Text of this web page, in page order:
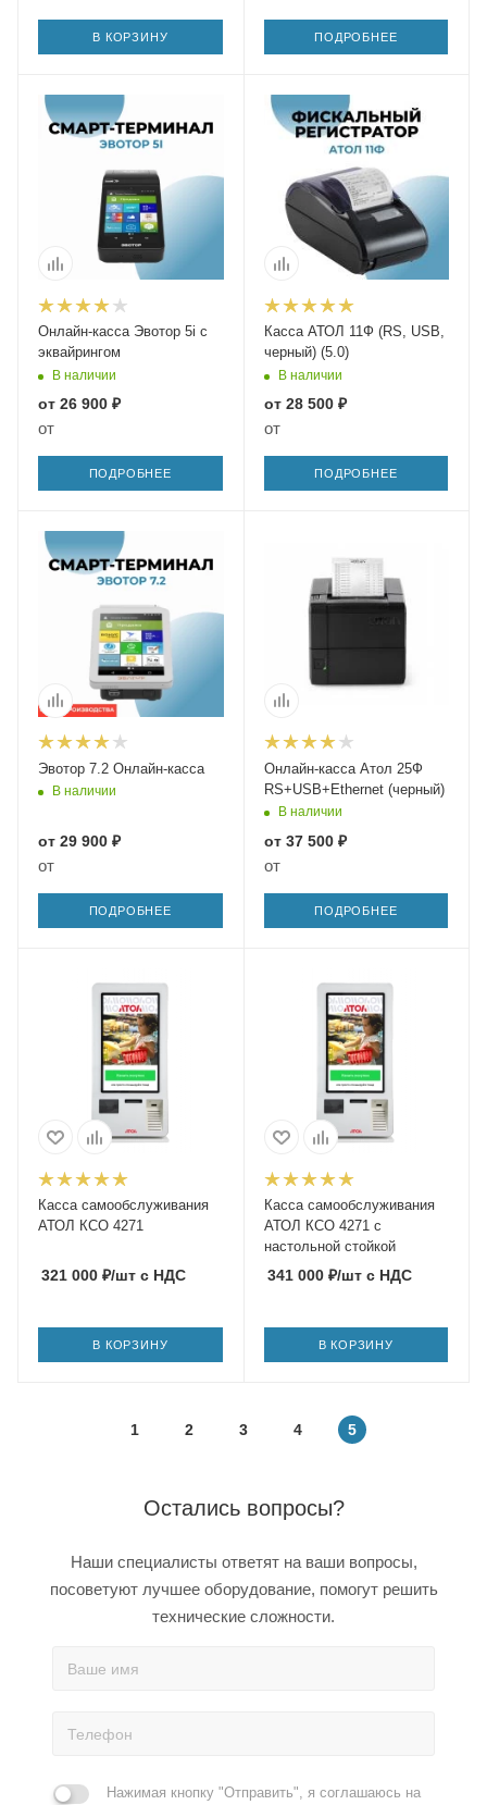
В КОРЗИНУ ПОДРОБНЕЕ
Онлайн-касса Эвотор 5i с
эквайрингом
В наличии
от 26 900 ₽
от
ПОДРОБНЕЕ
Касса АТОЛ 11Ф (RS, USB,
черный) (5.0)
В наличии
от 28 500 ₽
от
ПОДРОБНЕЕ
Эвотор 7.2 Онлайн-касса
В наличии
от 29 900 ₽
от
ПОДРОБНЕЕ
Онлайн-касса Атол 25Ф
RS+USB+Ethernet (черный)
В наличии
от 37 500 ₽
от
ПОДРОБНЕЕ
Касса самообслуживания
АТОЛ КСО 4271
321 000 ₽/шт с НДС
В КОРЗИНУ
Касса самообслуживания
АТОЛ КСО 4271 с
настольной стойкой
341 000₽/штс НДС
В КОРЗИНУ
1 2 3 4 5
Остались вопросы?
Наши специалисты ответят на ваши вопросы,
посоветуют лучшее оборудование, помогут решить
технические сложности.
Нажимая кнопку "Отправить", я соглашаюсь на